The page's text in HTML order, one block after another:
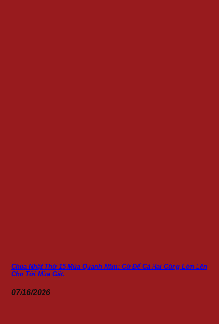
Chúa Nhật Thứ 15 Mùa Quanh Năm: Cứ Để Cả Hai Cùng Lớn Lên
Cho Tới Mùa Gặt.
07/16/2026